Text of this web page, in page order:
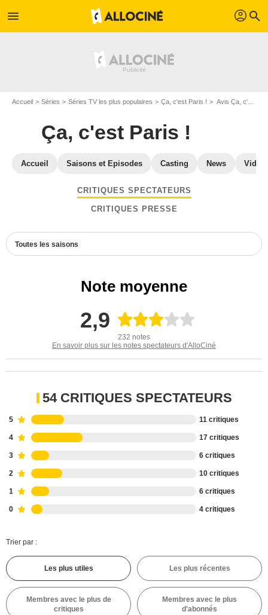
menu profil search
Accueil Séries Séries TV les plus populaires Ça, c'est Paris ! Avis Ça, c'est Paris !
Ça, c'est Paris !
Accueil Saisons et Episodes Casting News
CRITIQUES SPECTATEURS
CRITIQUES PRESSE
Toutes les saisons
Note moyenne
2,9
232 notes
En savoir plus sur les notes spectateurs d'AlloCiné
54 CRITIQUES SPECTATEURS
5 11 critiques
4 17 critiques
3 6 critiques
2 10 critiques
1 6 critiques
0 4 critiques
Trier par :
Les plus utiles Les plus récentes
Membres avec le plus de
critiques
Membres avec le plus
d'abonnés